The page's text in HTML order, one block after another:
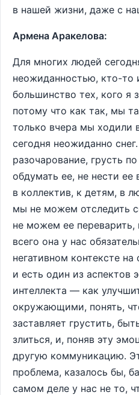
в нашей жизни, даже с
Армена Аракелова:
Для многих людей
неожиданностью, кто-то
большинство тех, кого я
потому что как так, мы
только вчера мы ходили
сегодня неожиданно
разочарование, грусть
обдумать ее, не нести ее
в коллектив, к детям, в
мы не можем отследить
не можем ее переварить,
всего она у нас
негативном контексте
и есть один из аспектов
интеллекта — как
окружающими, понять,
заставляет грустить,
злиться, и, поняв эту
другую коммуникацию.
проблема, казалось бы,
самом деле у нас не то,